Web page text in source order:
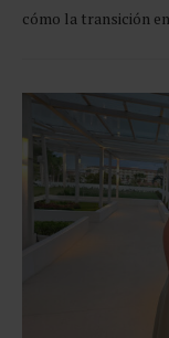
cómo la transición